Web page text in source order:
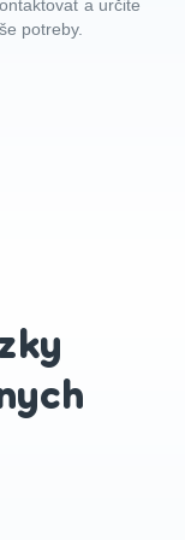
a určite
potreby.